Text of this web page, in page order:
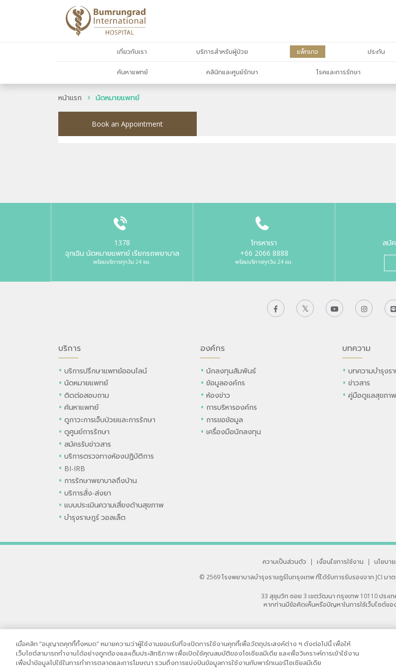
เกี่ยวกับเรา บริการสำหรับผู้ป่วย แพ็กเกจ ประกัน
ค้นหาแพทย์ คลินิกและศูนย์รักษา โรคและการรักษา
หน้าแรก นัดหมายแพทย์
Book an Appointment
1378
ฉุกเฉิน นัดหมายแพทย์ เรียกรถพยาบาล
พร้อมบริการทุกวัน 24 ชม.
โทรหาเรา
+66 2066 8888
พร้อมบริการทุกวัน 24 ชม.
สมัค
บริการ
บริการปรึกษาแพทย์ออนไลน์
นัดหมายแพทย์
ติดต่อสอบถาม
ค้นหาแพทย์
ดูภาวะการเจ็บป่วยและการรักษา
ดูศูนย์การรักษา
สมัครรับข่าวสาร
บริการตรวจทางห้องปฏิบัติการ
BI-IRB
การรักษาพยาบาลถึงบ้าน
บริการสั่ง-ส่งยา
แบบประเมินความเสี่ยงด้านสุขภาพ
บำรุงราษฎร์ วอลเล็ต
องค์กร
นักลงทุนสัมพันธ์
ข้อมูลองค์กร
ห้องข่าว
การบริหารองค์กร
การขอข้อมูล
เครื่องมือนักลงทุน
บทความ
บทความบำรุงร
ข่าวสาร
คู่มือดูแลสุขภาพ
ความเป็นส่วนตัว | เงื่อนไขการใช้งาน |
นโยบา
© 2569 โรงพยาบาลบำรุงราษฎร์ในกรุงเทพที่ได้รับการรับรองจาก JCI มา
33 สุขุมวิท ซอย 3 เขตวัฒนา กรุงเทพ 10110 ประเท
หากท่านมีข้อคิดเห็นหรือปัญหาในการใช้เว็บไซต์ขอ
เมื่อคลิก “อนุญาตคุกกี้ทั้งหมด” หมายความว่าผู้ใช้งานยอมรับที่จะเปิดการใช้งานคุกกี้เพื่อวัตถุประสงค์ต่าง ๆ ดังต่อไปนี้ เพื่อให้
เว็บไซต์สามารถทำงานได้อย่างถูกต้องและเต็มประสิทธิภาพ เพื่อเปิดใช้คุณสมบัติของโซเชียลมีเดีย และเพื่อวิเคราะห์การเข้าใช้งาน
เพื่อนำข้อมูลไปใช้ในการทำการตลาดและการโฆษณา รวมถึงการแบ่งปันข้อมูลการใช้งานกับพาร์ทเนอร์โซเชียลมีเดีย